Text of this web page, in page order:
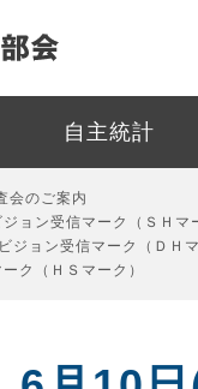
自主統計
のご案内
ョン受信マーク（ＳＨマ
ジョン受信マーク（ＤＨマ
ク（ＨＳマーク）